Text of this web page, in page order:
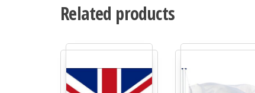
Related products